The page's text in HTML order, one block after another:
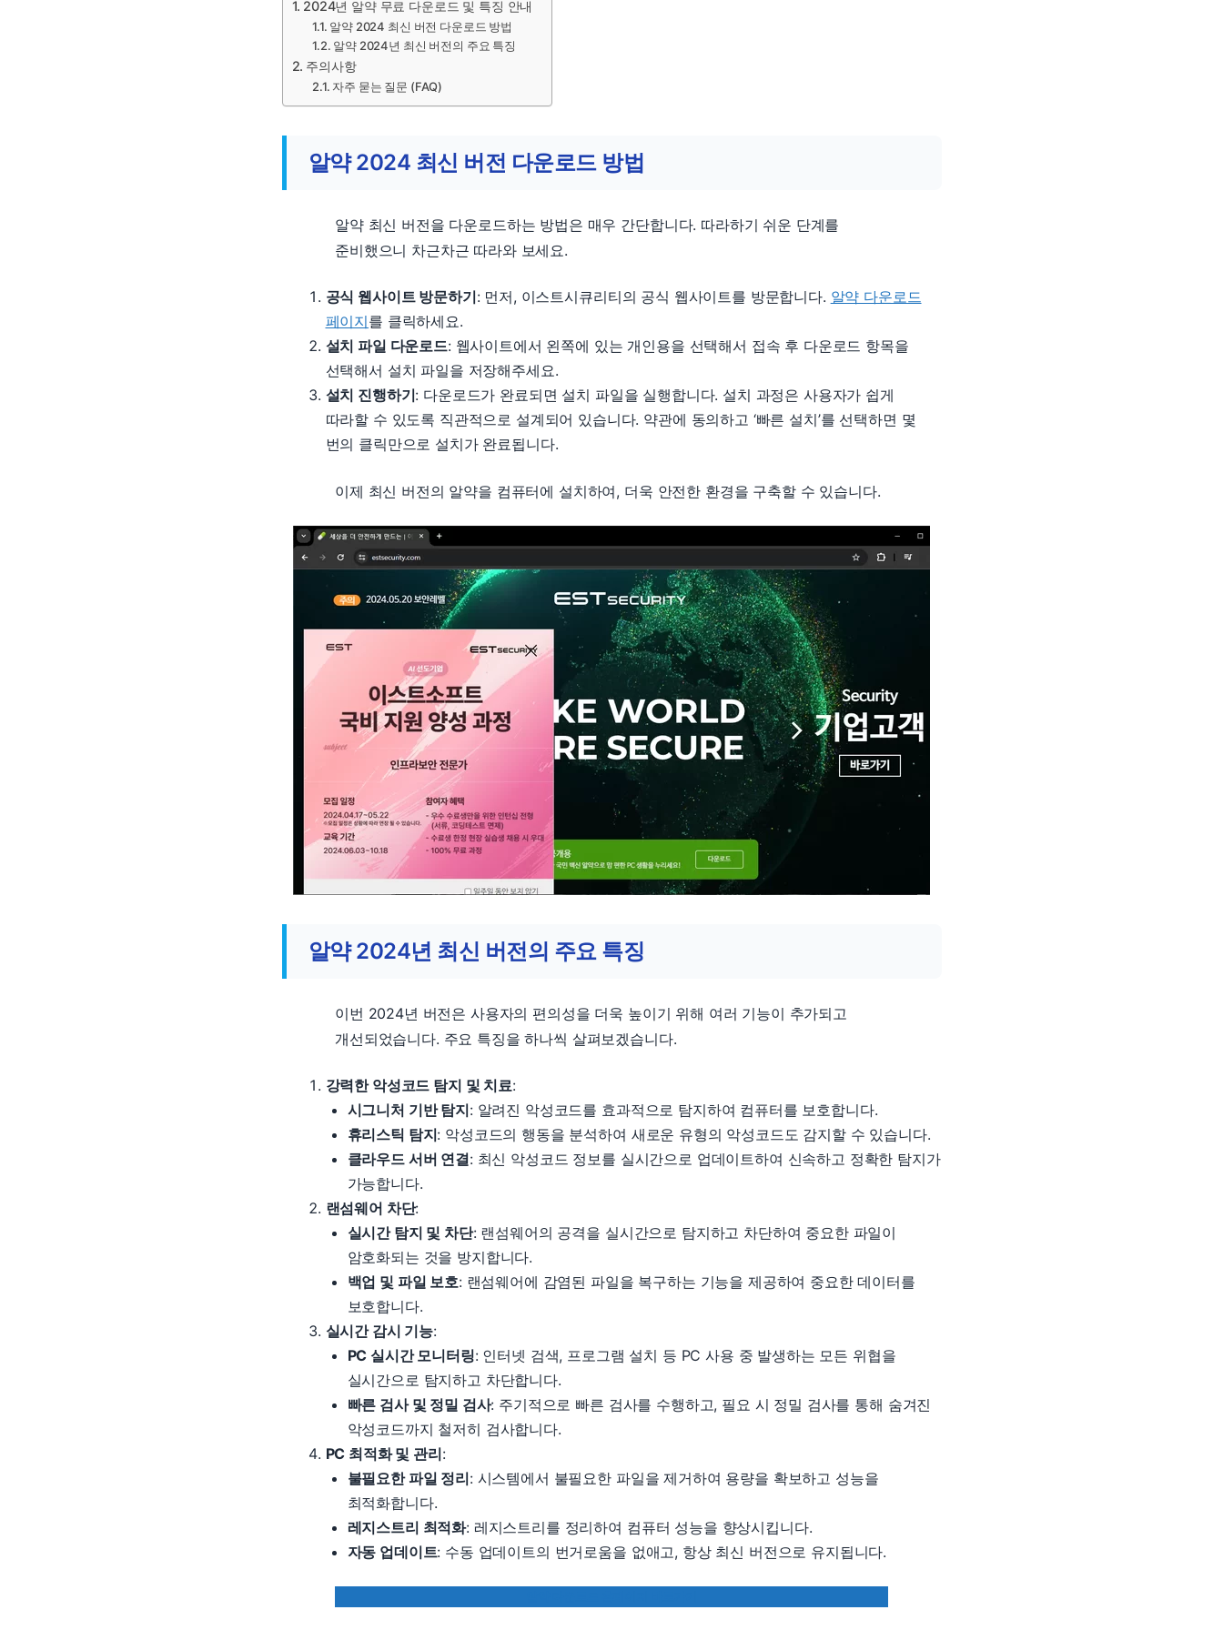
2024년 알약 무료 다운로드 및 특징 안내
알약 2024 최신 버전 다운로드 방법
알약 2024년 최신 버전의 주요 특징
주의사항
자주 묻는 질문 (FAQ)
알약 2024 최신 버전 다운로드 방법
알약 최신 버전을 다운로드하는 방법은 매우 간단합니다. 따라하기 쉬운 단계를
준비했으니 차근차근 따라와 보세요.
공식 웹사이트 방문하기: 먼저, 이스트시큐리티의 공식 웹사이트를 방문합니다. 알약 다운로드
페이지를 클릭하세요.
설치 파일 다운로드: 웹사이트에서 왼쪽에 있는 개인용을 선택해서 접속 후 다운로드 항목을
선택해서 설치 파일을 저장해주세요.
설치 진행하기: 다운로드가 완료되면 설치 파일을 실행합니다. 설치 과정은 사용자가 쉽게
따라할 수 있도록 직관적으로 설계되어 있습니다. 약관에 동의하고 ‘빠른 설치’를 선택하면 몇
번의 클릭만으로 설치가 완료됩니다.
이제 최신 버전의 알약을 컴퓨터에 설치하여, 더욱 안전한 환경을 구축할 수 있습니다.
알약 2024년 최신 버전의 주요 특징
이번 2024년 버전은 사용자의 편의성을 더욱 높이기 위해 여러 기능이 추가되고
개선되었습니다. 주요 특징을 하나씩 살펴보겠습니다.
강력한 악성코드 탐지 및 치료:
시그니처 기반 탐지: 알려진 악성코드를 효과적으로 탐지하여 컴퓨터를 보호합니다.
휴리스틱 탐지: 악성코드의 행동을 분석하여 새로운 유형의 악성코드도 감지할 수 있습니다.
클라우드 서버 연결: 최신 악성코드 정보를 실시간으로 업데이트하여 신속하고 정확한 탐지가
가능합니다.
랜섬웨어 차단:
실시간 탐지 및 차단: 랜섬웨어의 공격을 실시간으로 탐지하고 차단하여 중요한 파일이
암호화되는 것을 방지합니다.
백업 및 파일 보호: 랜섬웨어에 감염된 파일을 복구하는 기능을 제공하여 중요한 데이터를
보호합니다.
실시간 감시 기능:
PC 실시간 모니터링: 인터넷 검색, 프로그램 설치 등 PC 사용 중 발생하는 모든 위협을
실시간으로 탐지하고 차단합니다.
빠른 검사 및 정밀 검사: 주기적으로 빠른 검사를 수행하고, 필요 시 정밀 검사를 통해 숨겨진
악성코드까지 철저히 검사합니다.
PC 최적화 및 관리:
불필요한 파일 정리: 시스템에서 불필요한 파일을 제거하여 용량을 확보하고 성능을
최적화합니다.
레지스트리 최적화: 레지스트리를 정리하여 컴퓨터 성능을 향상시킵니다.
자동 업데이트: 수동 업데이트의 번거로움을 없애고, 항상 최신 버전으로 유지됩니다.